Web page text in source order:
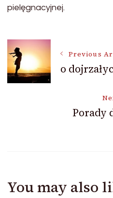
pielęgnacyjnej.
Post
Navigation
Previous
o
Porady
You may also